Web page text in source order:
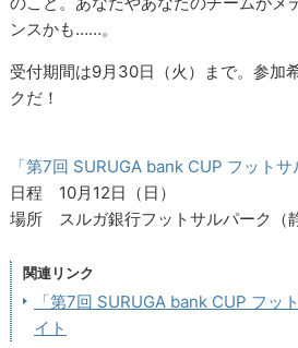
ンスかも……。
受付期間は9月30日（火）まで。参加
クだ！
「第7回 SURUGA bank CUP フットサ
日程 10月12日（日）
場所 スルガ銀行フットサルパーク（
関連リンク
「第7回 SURUGA bank CUP フッ
イト